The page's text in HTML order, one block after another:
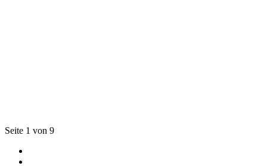
Seite 1 von 9